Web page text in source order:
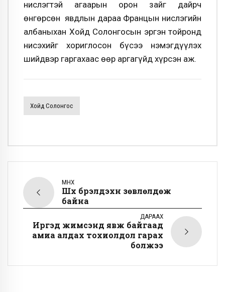
нислэгтэй агаарын орон зайг дайрч
өнгөрсөн явдлын дараа Францын нислэгийн
албаныхан Хойд Солонгосын эргэн тойронд
нисэхийг хориглосон бүсээ нэмэгдүүлэх
шийдвэр гаргахаас өөр аргагүйд хүрсэн аж.
Хойд Солонгос
ӨМНӨХ
Шүүх бүрэлдэхүүн зөвлөлдөж
байна
ДАРААХ
Иргэд жимсэнд явж байгаад
амиа алдах тохиолдол гарах
болжээ